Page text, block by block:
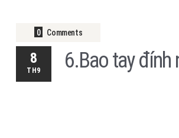
0 Comments
8
TH9 6.Bao tay đính